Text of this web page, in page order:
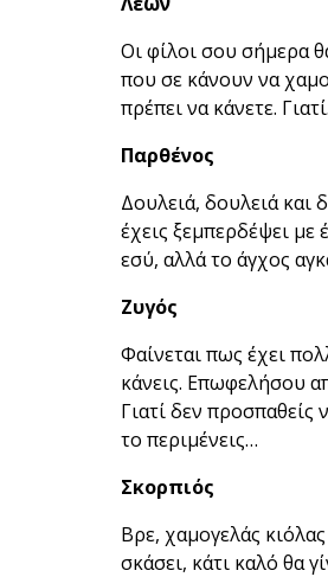
Οι φίλοι σου σήμερα
που σε κάνουν να
πρέπει να κάνετε.
Παρθένος
Δουλειά, δουλειά και
έχεις ξεμπερδέψει
εσύ, αλλά το άγχος
Ζυγός
Φαίνεται πως έχει
κάνεις. Επωφελήσου
Γιατί δεν
το περιμένεις…
Σκορπιός
Βρε, χαμογελάς
σκάσει, κάτι καλό θα